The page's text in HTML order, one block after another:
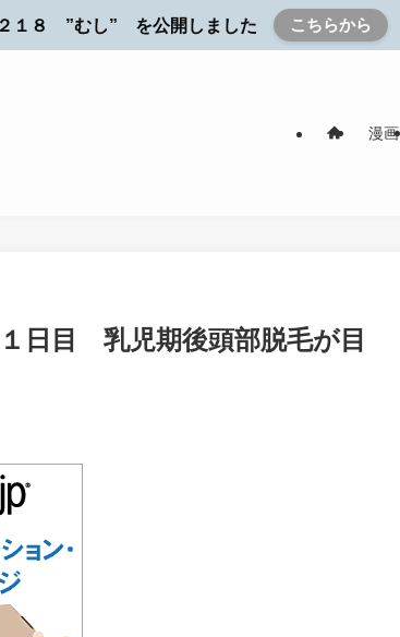
２１８ ”むし” を公開しました こちらから
漫画
日目 乳児期後頭部脱毛が目